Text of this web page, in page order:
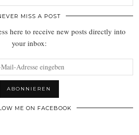
MISS A POST
here to receive new posts directly into
your inbox:
ME ON FACEBOOK